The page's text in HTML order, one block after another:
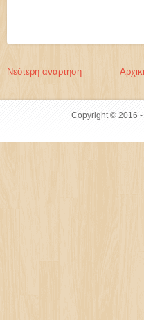
Νεότερη ανάρτηση
Copyright © 2016 -